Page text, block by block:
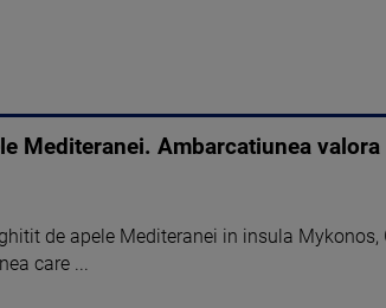
Mediteranei. Ambarcatiunea
de apele Mediteranei in insula Mykonos,
care ...